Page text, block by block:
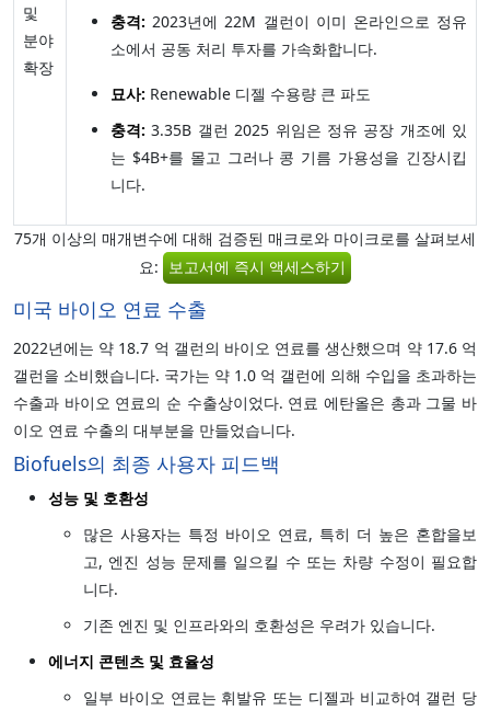
및
분야
확장
충격: 2023년에 22M 갤런이 이미 온라인으로 정유
소에서 공동 처리 투자를 가속화합니다.
묘사: Renewable 디젤 수용량 큰 파도
충격: 3.35B 갤런 2025 위임은 정유 공장 개조에 있
는 $4B+를 몰고 그러나 콩 기름 가용성을 긴장시킵
니다.
75개 이상의 매개변수에 대해 검증된 매크로와 마이크로를 살펴보세
요: 보고서에 즉시 액세스하기
미국 바이오 연료 수출
2022년에는 약 18.7 억 갤런의 바이오 연료를 생산했으며 약 17.6 억
갤런을 소비했습니다. 국가는 약 1.0 억 갤런에 의해 수입을 초과하는
수출과 바이오 연료의 순 수출상이었다. 연료 에탄올은 총과 그물 바
이오 연료 수출의 대부분을 만들었습니다.
Biofuels의 최종 사용자 피드백
성능 및 호환성
많은 사용자는 특정 바이오 연료, 특히 더 높은 혼합을보
고, 엔진 성능 문제를 일으킬 수 또는 차량 수정이 필요합
니다.
기존 엔진 및 인프라와의 호환성은 우려가 있습니다.
에너지 콘텐츠 및 효율성
일부 바이오 연료는 휘발유 또는 디젤과 비교하여 갤런 당